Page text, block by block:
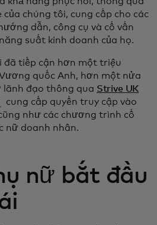
in a new tab
của chúng tôi, cung cấp cho các
dẫn, công cụ và cố vấn
suất kinh doanh của họ.
đã tiếp cận hơn một triệu
quốc Anh, hơn một nửa
lãnh đạo thông qua Strive UK
in a new tab
cung cấp quyền truy cập vào
như các chương trình cố
nữ doanh nhân.
nữ bắt đầu